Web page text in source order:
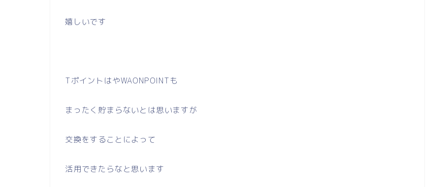
嬉しいです
TポイントはやWAONPOINTも
まったく貯まらないとは思いますが
交換をすることによって
活用できたらなと思います